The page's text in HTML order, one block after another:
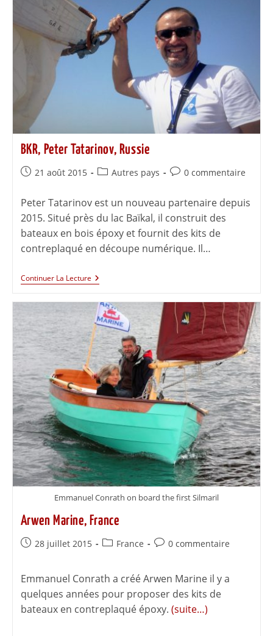
BKR, Peter Tatarinov, Russie
21 août 2015 Autres pays 0 commentaire
Peter Tatarinov est un nouveau partenaire depuis
2015. Situé près du lac Baïkal, il construit des
bateaux en bois époxy et fournit des kits de
contreplaqué en découpe numérique. Il…
Continuer La Lecture
Emmanuel Conrath on board the first Silmaril
Arwen Marine, France
28 juillet 2015 France 0 commentaire
Emmanuel Conrath a créé Arwen Marine il y a
quelques années pour proposer des kits de
bateaux en contreplaqué époxy. (suite…)